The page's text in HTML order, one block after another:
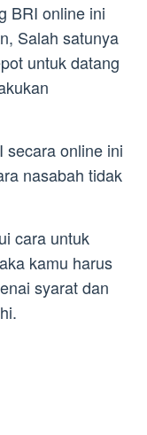
BRI online ini
Salah satunya
untuk datang
secara online ini
nasabah tidak
cara untuk
kamu harus
syarat dan